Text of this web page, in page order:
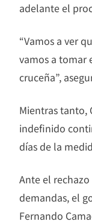
adelante el
“Vamos a ver
vamos a tomar
cruceña”,
Mientras tanto,
indefinido
días de la
Ante el
demandas, el
Fernando